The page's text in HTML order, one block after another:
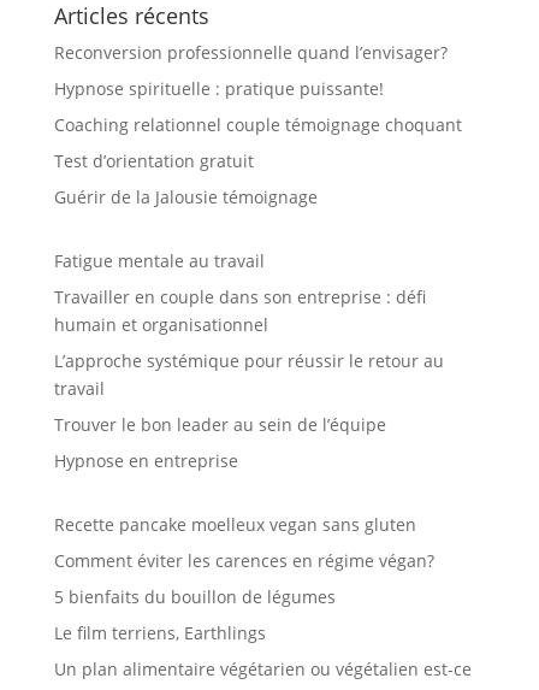
Articles récents
Reconversion professionnelle quand l’envisager?
Hypnose spirituelle : pratique puissante!
Coaching relationnel couple témoignage choquant
Test d’orientation gratuit
Guérir de la Jalousie témoignage
Fatigue mentale au travail
Travailler en couple dans son entreprise : défi
humain et organisationnel
L’approche systémique pour réussir le retour au
travail
Trouver le bon leader au sein de l’équipe
Hypnose en entreprise
Recette pancake moelleux vegan sans gluten
Comment éviter les carences en régime végan?
5 bienfaits du bouillon de légumes
Le film terriens, Earthlings
Un plan alimentaire végétarien ou végétalien est-ce